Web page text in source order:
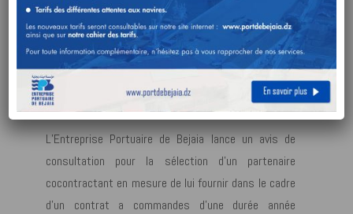
Fév 8, 2026|Avis de consultation
FOURNITURE ELECTRIQUE POUR LE
COMPTE DE L’ENTREPRISE
PORTUAIRE DE BEJAIA.
L’Entreprise Portuaire de Bejaia lance un avis de
consultation pour la sélection d’un partenaire
cocontractant en mesure de lui fournir dans le cadre
d’un contrat a commandes d’une durée année